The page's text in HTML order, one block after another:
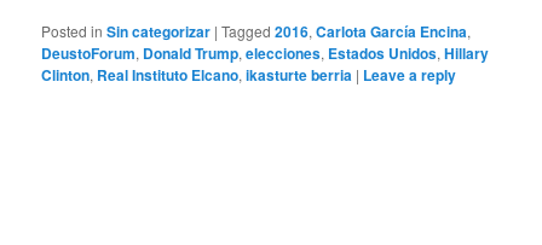
Posted in Sin categorizar |Tagged 2016,Carlota García Encina,
DeustoForum, Donald Trump,elecciones, Estados Unidos,Hillary
Clinton, Real Instituto Elcano,ikasturte berria | Leave a reply